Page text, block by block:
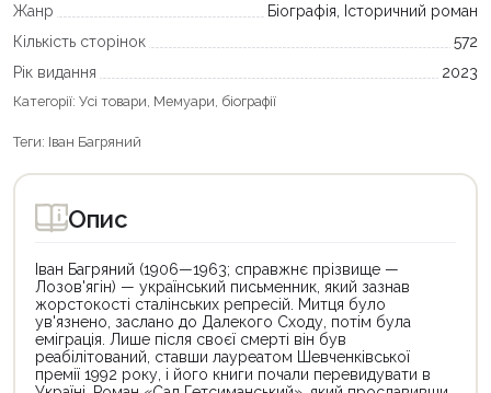
Жанр
Біографія, Історичний роман
Кількість сторінок
572
Рік видання
2023
Категорії: Усі товари Мемуари, біографії
Теги: Іван Багряний
Опис
Іван Багряний (1906—1963; справжнє прізвище —
Лозов'ягін) — український письменник, який зазнав
жорстокості сталінських репресій. Митця було
ув'язнено, заслано до Далекого Сходу, потім була
еміграція. Лише після своєї смерті він був
реабілітований, ставши лауреатом Шевченківської
премії 1992 року, і його книги почали перевидувати в